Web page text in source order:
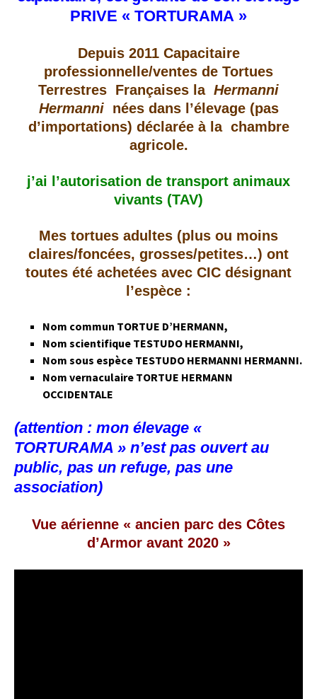
PRIVE « TORTURAMA »
Depuis 2011 Capacitaire
professionnelle/ventes de Tortues
Terrestres Françaises la Hermanni
Hermanninées dans l’élevage (pas
d’importations) déclarée à la chambre
agricole.
j’ai l’autorisation de transport animaux
vivants (TAV)
Mes tortues adultes (plus ou moins
claires/foncées, grosses/petites…) ont
toutes été achetées avec CIC désignant
l’espèce :
Nom commun TORTUE D’HERMANN,
Nom scientifique TESTUDO HERMANNI,
Nom sous espèce TESTUDO HERMANNI HERMANNI.
Nom vernaculaire TORTUE HERMANN
OCCIDENTALE
(attention : mon élevage «
TORTURAMA » n’est pas ouvert au
public, pas un refuge, pas une
association)
Vue aérienne « ancien parc des Côtes
d’Armor avant 2020 »